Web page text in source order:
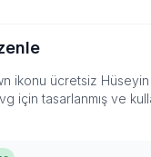
ikonu ücretsiz Hüseyin
için tasarlanmış ve